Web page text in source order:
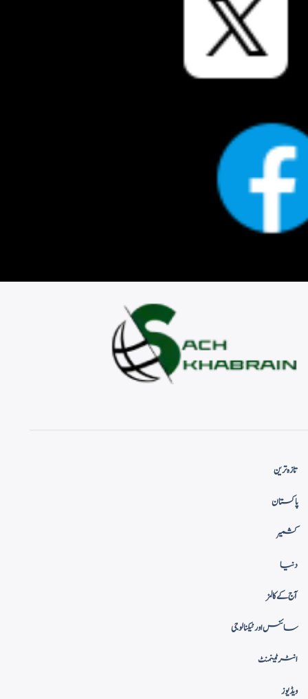
تازہ ترین
پاکستان
کشمیر
دنیا
آج کے کالمز
سائنس اور ٹیکنالوجی
انٹرٹینمنٹ
ویڈیوز